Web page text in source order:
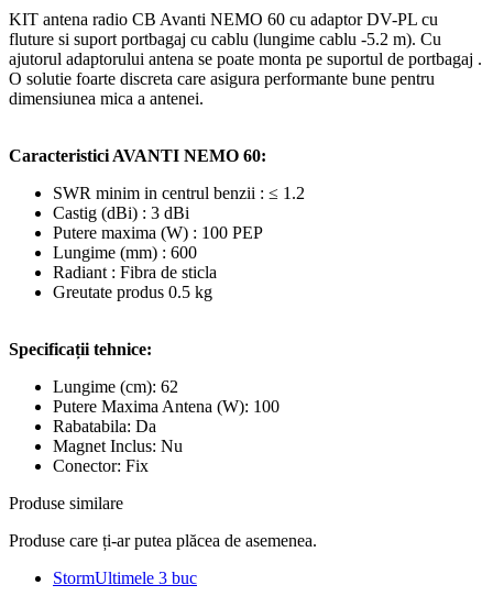
KIT antena radio CB Avanti NEMO 60 cu adaptor DV-PL cu
fluture si suport portbagaj cu cablu (lungime cablu -5.2 m). Cu
ajutorul adaptorului antena se poate monta pe suportul de portbagaj .
O solutie foarte discreta care asigura performante bune pentru
dimensiunea mica a antenei.
Caracteristici AVANTI NEMO 60:
SWR minim in centrul benzii : ≤ 1.2
Castig (dBi) : 3 dBi
Putere maxima (W) : 100 PEP
Lungime (mm) : 600
Radiant : Fibra de sticla
Greutate produs 0.5 kg
Specificații tehnice:
Lungime (cm): 62
Putere Maxima Antena (W): 100
Rabatabila: Da
Magnet Inclus: Nu
Conector: Fix
Produse similare
Produse care ți-ar putea plăcea de asemenea.
StormUltimele 3 buc